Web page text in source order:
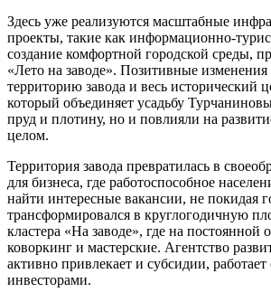
Здесь уже реализуются масштабные
проекты, такие как информационно-
создание комфортной городской среды,
«Лето на заводе». Позитивные изменения
территорию завода и весь исторический
который объединяет усадьбу
пруд и плотину, но и повлияли на
целом.
Территория завода превратилась в
для бизнеса, где работоспособное
найти интересные вакансии, не покидая
трансформировался в круглогодичную
кластера «На заводе», где на постоянной
коворкинг и мастерские. Агентство
активно привлекает и субсидии, работает
инвесторами.